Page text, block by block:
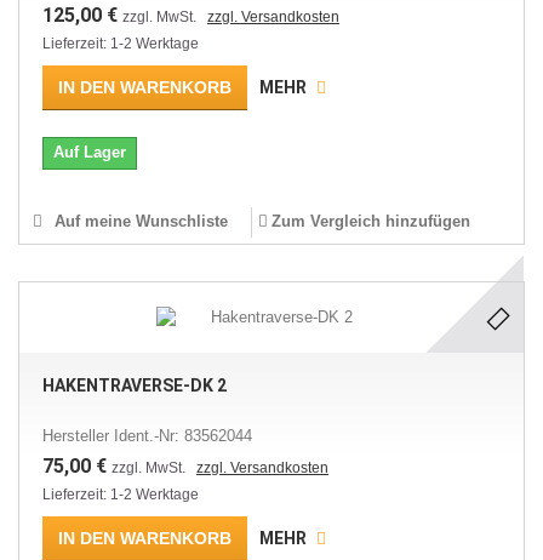
125,00 € zzgl. MwSt.
zzgl. Versandkosten
Lieferzeit: 1-2 Werktage
IN DEN WARENKORB MEHR
Auf Lager
Auf meine Wunschliste Zum Vergleich hinzufügen
HAKENTRAVERSE-DK 2
Hersteller Ident.-Nr: 83562044
75,00 € zzgl. MwSt.
zzgl. Versandkosten
Lieferzeit: 1-2 Werktage
IN DEN WARENKORB MEHR